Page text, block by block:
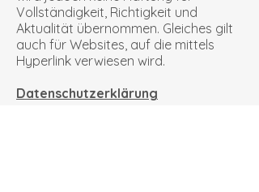
Vollständigkeit, Richtigkeit und
Aktualität übernommen. Gleiches gilt
auch für Websites, auf die mittels
Hyperlink verwiesen wird.
Datenschutzerklärung